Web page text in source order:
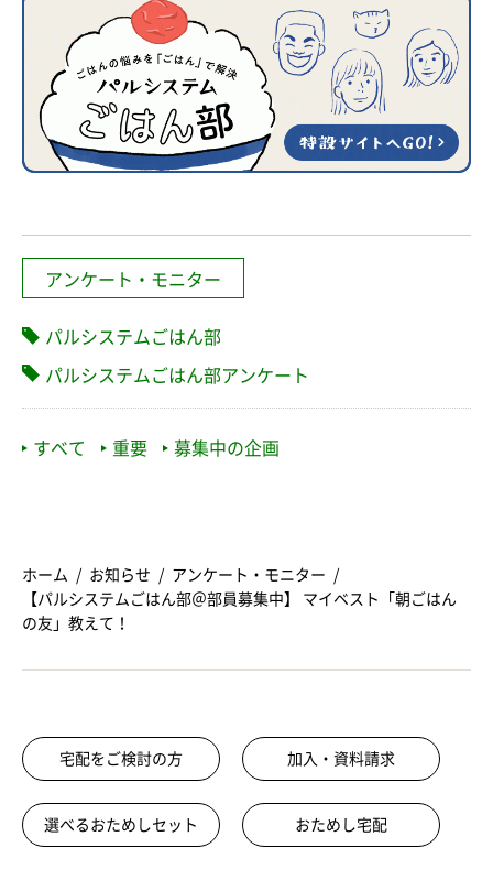
アンケート・モニター
パルシステムごはん部
パルシステムごはん部アンケート
すべて 重要 募集中の企画
ホーム お知らせ
アンケート・モニター
【パルシステムごはん部＠部員募集中】 マイベスト「朝ごはん
の友」教えて！
宅配をご検討の方 加入・資料請求
選べるおためしセット おためし宅配